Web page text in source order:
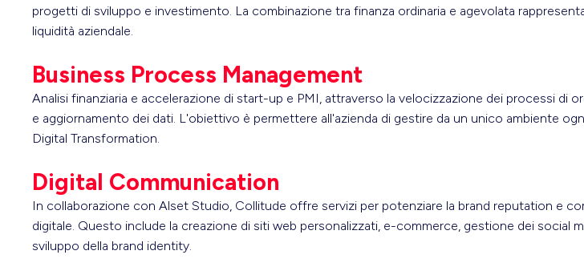
progetti di sviluppo e investimento. La combinazione tra finanza ordinaria e agevolata
liquidità aziendale.
Business Process Management
Analisi finanziaria e accelerazione di start-up e PMI, attraverso la velocizzazione dei processi di
e aggiornamento dei dati. L'obiettivo è permettere all'azienda di gestire da un unico ambiente
Digital Transformation.
Digital Communication
In collaborazione con Alset Studio, Collitude offre servizi per potenziare la brand reputation e
digitale. Questo include la creazione di siti web personalizzati, e-commerce, gestione dei social
sviluppo della brand identity.